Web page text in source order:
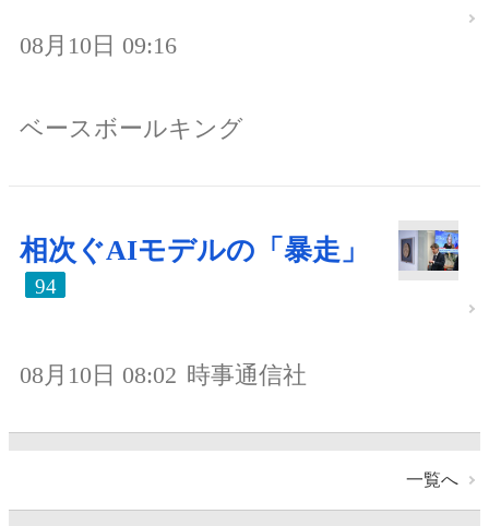
08月10日 09:16
ベースボールキング
相次ぐAIモデルの「暴走」
94
08月10日 08:02 時事通信社
一覧へ